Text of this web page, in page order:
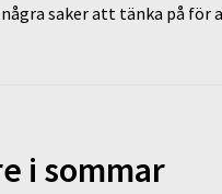
saker att tänka på för
i sommar